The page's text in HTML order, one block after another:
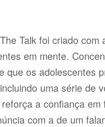
Talk foi criado com
em mente.
que os adolescentes
uma série de
a confiança
com a de um